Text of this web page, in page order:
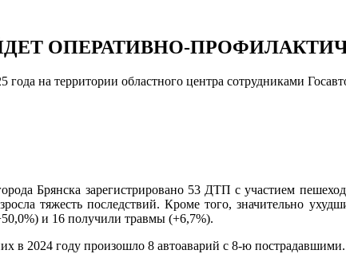
ОПЕРАТИВНО-
года на территории областного центра сотрудниками
Брянска зарегистрировано 53 ДТП с участием
тяжесть последствий. Кроме того, значительно
и 16 получили травмы (+6,7%).
в 2024 году произошло 8 автоаварий с 8-ю пострадавшими.